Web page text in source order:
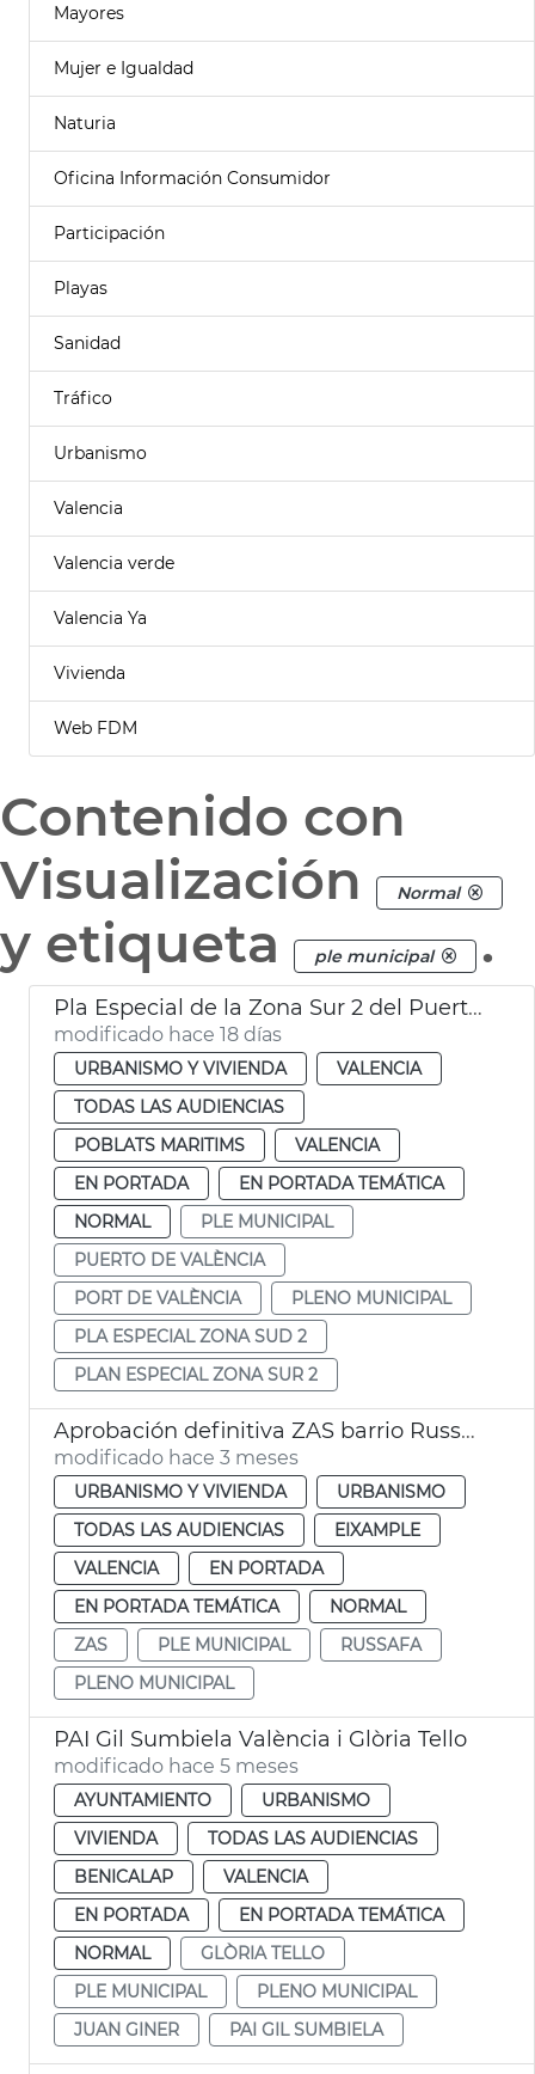
Mayores
Mujer e Igualdad
Naturia
Oficina Información Consumidor
Participación
Playas
Sanidad
Tráfico
Urbanismo
Valencia
Valencia verde
Valencia Ya
Vivienda
Web FDM
Contenido con
Visualización
Normal
y etiqueta ple municipal .
Pla Especial de la Zona Sur 2 del Puerto de València
modificado hace 18 días
URBANISMO Y VIVIENDA
VALENCIA
TODAS LAS AUDIENCIAS
POBLATS MARITIMS
VALENCIA
EN PORTADA
EN PORTADA TEMÁTICA
NORMAL
PLE MUNICIPAL
PUERTO DE VALÈNCIA
PORT DE VALÈNCIA
PLENO MUNICIPAL
PLA ESPECIAL ZONA SUD 2
PLAN ESPECIAL ZONA SUR 2
Aprobación definitiva ZAS barrio Russafa València
modificado hace 3 meses
URBANISMO Y VIVIENDA
URBANISMO
TODAS LAS AUDIENCIAS
EIXAMPLE
VALENCIA
EN PORTADA
EN PORTADA TEMÁTICA
NORMAL
ZAS
PLE MUNICIPAL
RUSSAFA
PLENO MUNICIPAL
PAI Gil Sumbiela València i Glòria Tello
modificado hace 5 meses
AYUNTAMIENTO
URBANISMO
VIVIENDA
TODAS LAS AUDIENCIAS
BENICALAP
VALENCIA
EN PORTADA
EN PORTADA TEMÁTICA
NORMAL
GLÒRIA TELLO
PLE MUNICIPAL
PLENO MUNICIPAL
JUAN GINER
PAI GIL SUMBIELA